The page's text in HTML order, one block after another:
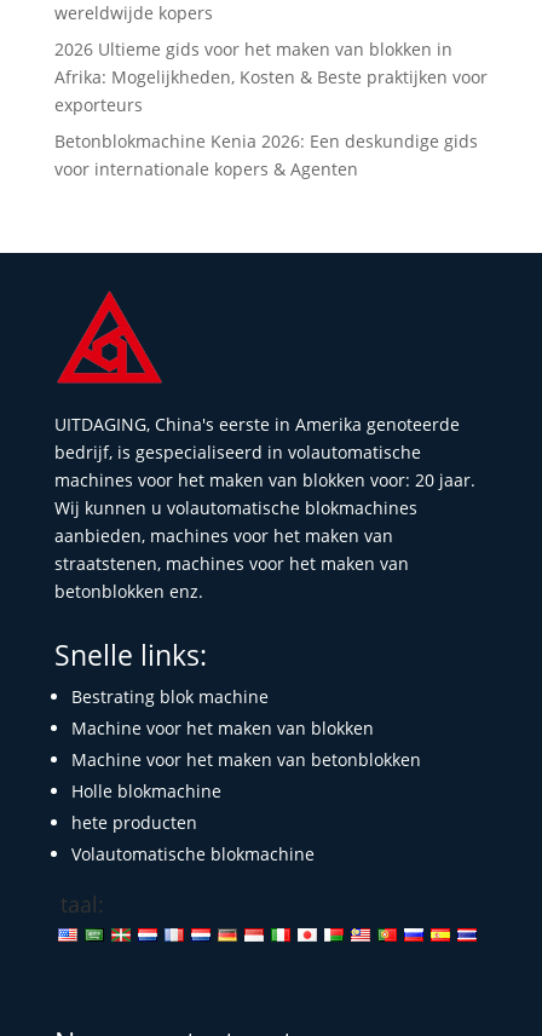
wereldwijde kopers
2026 Ultieme gids voor het maken van blokken in
Afrika: Mogelijkheden, Kosten & Beste praktijken voor
exporteurs
Betonblokmachine Kenia 2026: Een deskundige gids
voor internationale kopers & Agenten
UITDAGING, China's eerste in Amerika genoteerde
bedrijf, is gespecialiseerd in volautomatische
machines voor het maken van blokken voor: 20 jaar.
Wij kunnen u volautomatische blokmachines
aanbieden, machines voor het maken van
straatstenen, machines voor het maken van
betonblokken enz.
Snelle links:
Bestrating blok machine
Machine voor het maken van blokken
Machine voor het maken van betonblokken
Holle blokmachine
hete producten
Volautomatische blokmachine
taal: